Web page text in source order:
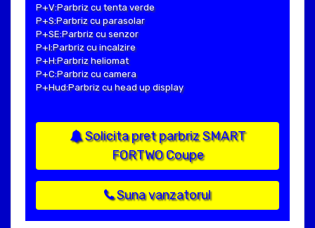
P+V:Parbriz cu tenta verde
P+S:Parbriz cu parasolar
P+SE:Parbriz cu senzor
P+I:Parbriz cu incalzire
P+H:Parbriz heliomat
P+C:Parbriz cu camera
P+Hud:Parbriz cu head up display
Solicita pret parbriz SMART
FORTWO Coupe
Suna vanzatorul